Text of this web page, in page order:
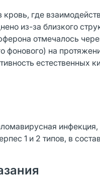
кровь, где
из-за близкого
отмечалось
фонового) на
естественных
1 и 2 типов, в